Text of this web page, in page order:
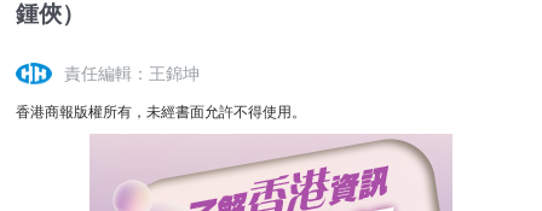
鍾俠）
責任編輯：王錦坤
香港商報版權所有，未經書面允許不得使用。